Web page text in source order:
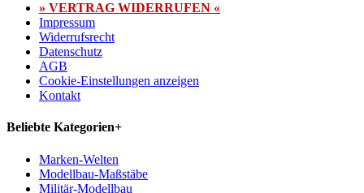
» VERTRAG WIDERRUFEN «
Impressum
Widerrufsrecht
Datenschutz
AGB
Cookie-Einstellungen anzeigen
Kontakt
Beliebte Kategorien+
Marken-Welten
Modellbau-Maßstäbe
Militär-Modellbau